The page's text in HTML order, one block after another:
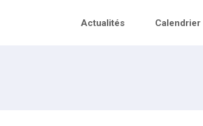
Actualités Calendrier